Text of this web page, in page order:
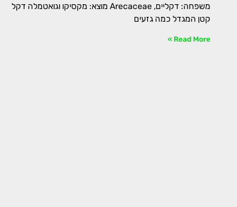
משפחה: דקליים, Arecaceae מוצא: מקסיקו וגואטמלה דקל
קטן המגדל כמה גזעים
Read More »